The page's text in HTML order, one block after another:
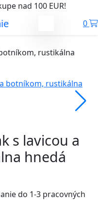
nad 100 EUR!
0
rustikálna
s lavicou a
hnedá
do 1-3 pracovných